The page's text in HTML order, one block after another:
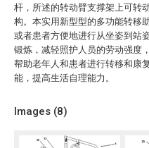
杆，所述的转动臂支撑架上可转
构。本实用新型型的多功能转移
或者患者方便地进行从坐姿到站
锻炼，减轻照护人员的劳动强度
帮助老年人和患者进行转移和康
能，提高生活自理能力。
Images (8)